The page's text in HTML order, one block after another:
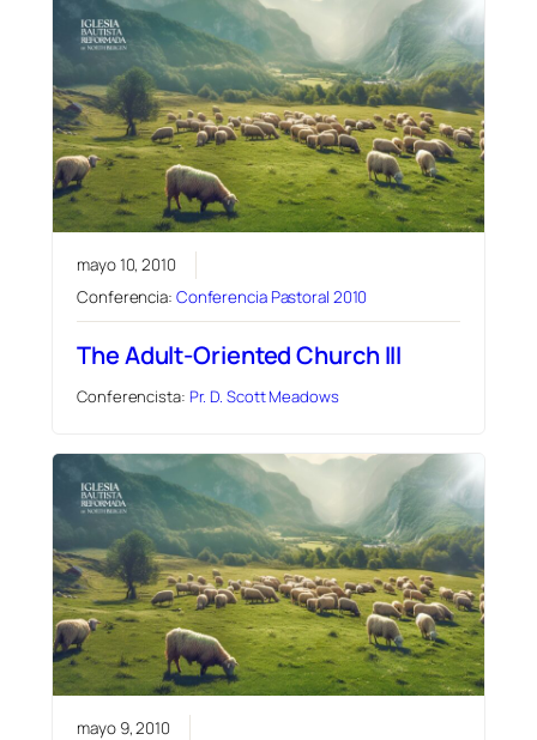
mayo 10, 2010
Conferencia: Conferencia Pastoral 2010
The Adult-Oriented Church III
Conferencista: Pr. D. Scott Meadows
mayo 9, 2010